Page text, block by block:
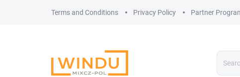
Terms and Conditions Privacy Policy Partner